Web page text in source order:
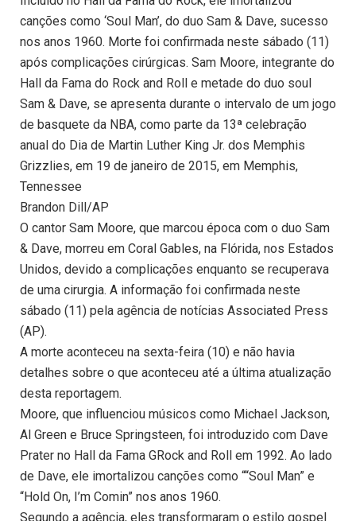
canções como ‘Soul Man’, do duo Sam & Dave, sucesso
nos anos 1960. Morte foi confirmada neste sábado (11)
após complicações cirúrgicas. Sam Moore, integrante do
Hall da Fama do Rock and Roll e metade do duo soul
Sam & Dave, se apresenta durante o intervalo de um jogo
de basquete da NBA, como parte da 13ª celebração
anual do Dia de Martin Luther King Jr. dos Memphis
Grizzlies, em 19 de janeiro de 2015, em Memphis,
Tennessee
Brandon Dill/AP
O cantor Sam Moore, que marcou época com o duo Sam
& Dave, morreu em Coral Gables, na Flórida, nos Estados
Unidos, devido a complicações enquanto se recuperava
de uma cirurgia. A informação foi confirmada neste
sábado (11) pela agência de notícias Associated Press
(AP).
A morte aconteceu na sexta-feira (10) e não havia
detalhes sobre o que aconteceu até a última atualização
desta reportagem.
Moore, que influenciou músicos como Michael Jackson,
Al Green e Bruce Springsteen, foi introduzido com Dave
Prater no Hall da Fama GRock and Roll em 1992. Ao lado
de Dave, ele imortalizou canções como ““Soul Man” e
“Hold On, I’m Comin” nos anos 1960.
Segundo a agência, eles transformaram o estilo gospel